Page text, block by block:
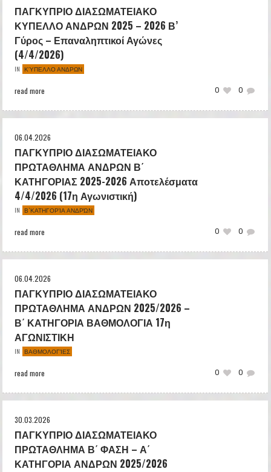
ΠΑΓΚΥΠΡΙΟ ΔΙΑΣΩΜΑΤΕΙΑΚΟ
ΚΥΠΕΛΛΟ ΑΝΔΡΩΝ 2025 – 2026 Β’
Γύρος – Επαναληπτικοί Αγώνες
(4/4/2026)
IN ΚΎΠΕΛΛΟ ΑΝΔΡΩΝ
0
0
read more
06.04.2026
ΠΑΓΚΥΠΡΙΟ ΔΙΑΣΩΜΑΤΕΙΑΚΟ
ΠΡΩΤΑΘΛΗΜΑ ΑΝΔΡΩΝ Β΄
ΚΑΤΗΓΟΡΙΑΣ 2025-2026 Αποτελέσματα
4/4/2026 (17η Αγωνιστική)
IN Β΄ΚΑΤΗΓΟΡΊΑ ΑΝΔΡΏΝ
0
0
read more
06.04.2026
ΠΑΓΚΥΠΡΙΟ ΔΙΑΣΩΜΑΤΕΙΑΚΟ
ΠΡΩΤΑΘΛΗΜΑ ΑΝΔΡΩΝ 2025/2026 –
Β΄ ΚΑΤΗΓΟΡΙΑ ΒΑΘΜΟΛΟΓΙΑ 17η
ΑΓΩΝΙΣΤΙΚΗ
IN ΒΑΘΜΟΛΟΓΊΕΣ
0
0
read more
30.03.2026
ΠΑΓΚΥΠΡΙΟ ΔΙΑΣΩΜΑΤΕΙΑΚΟ
ΠΡΩΤΑΘΛΗΜΑ Β΄ ΦΑΣΗ – Α΄
ΚΑΤΗΓΟΡΙΑ ΑΝΔΡΩΝ 2025/2026